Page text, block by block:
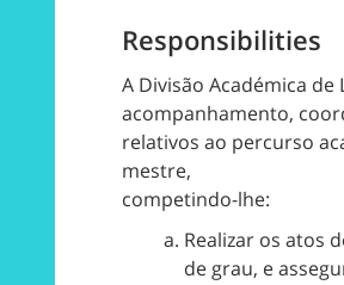
Responsibilities
A Divisão Académica
acompanhamento,
relativos ao percurso
mestre,
competindo-lhe:
Realizar os atos
de grau, e